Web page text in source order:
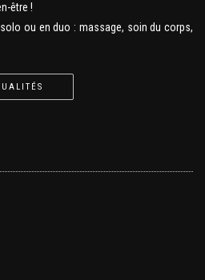
être !
ou en duo : massage, soin du corps,